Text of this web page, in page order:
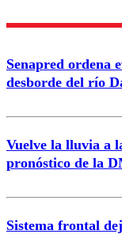
Senapred ordena
desborde del río
Vuelve la lluvia a
pronóstico de la
Sistema frontal